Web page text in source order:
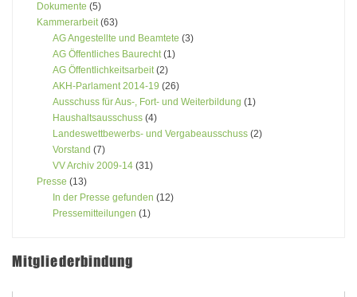
Dokumente (5)
Kammerarbeit(63)
AG Angestellte und Beamtete (3)
AG Öffentliches Baurecht(1)
AG Öffentlichkeitsarbeit(2)
AKH-Parlament 2014-19 (26)
Ausschuss für Aus-, Fort- und Weiterbildung (1)
Haushaltsausschuss (4)
Landeswettbewerbs- und Vergabeausschuss (2)
Vorstand (7)
VV Archiv 2009-14 (31)
Presse (13)
In der Presse gefunden (12)
Pressemitteilungen (1)
Mitgliederbindung